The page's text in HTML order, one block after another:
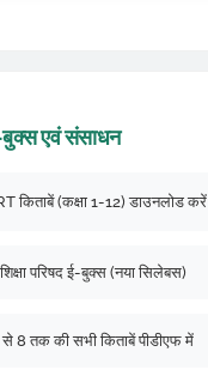
बुक्स एवं संसाधन
किताबें (कक्षा 1-12) डाउनलोड करें
परिषद ई-बुक्स (नया सिलेबस)
से 8 तक की सभी किताबें पीडीएफ में